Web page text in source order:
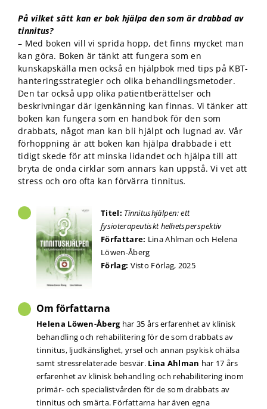
På vilket sätt kan er bok hjälpa den som är drabbad av
tinnitus?
– Med boken vill vi sprida hopp, det finns mycket man
kan göra. Boken är tänkt att fungera som en
kunskapskälla men också en hjälpbok med tips på KBT-
hanteringsstrategier och olika behandlingsmetoder.
Den tar också upp olika patientberättelser och
beskrivningar där igenkänning kan finnas. Vi tänker att
boken kan fungera som en handbok för den som
drabbats, något man kan bli hjälpt och lugnad av. Vår
förhoppning är att boken kan hjälpa drabbade i ett
tidigt skede för att minska lidandet och hjälpa till att
bryta de onda cirklar som annars kan uppstå. Vi vet att
stress och oro ofta kan förvärra tinnitus.
Titel: Tinnitushjälpen: ett
fysioterapeutiskt helhetsperspektiv
Författare: Lina Ahlman och Helena
Löwen-Åberg
Förlag: Visto Förlag, 2025
Om författarna
Helena Löwen-Åberghar 35 års erfarenhet av klinisk
behandling och rehabilitering för de som drabbats av
tinnitus, ljudkänslighet, yrsel och annan psykisk ohälsa
samt stressrelaterade besvär. Lina Ahlman har 17 års
erfarenhet av klinisk behandling och rehabilitering inom
primär- och specialistvården för de som drabbats av
tinnitus och smärta. Författarna har även egna